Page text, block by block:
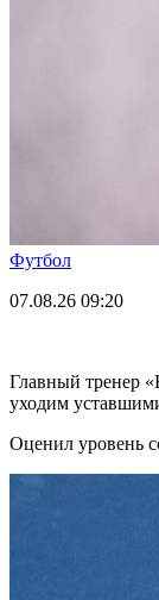
Футбол
07.08.26 09:20
Главный тренер
уходим
Оценил уровень